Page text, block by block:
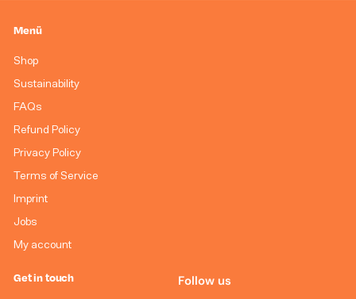
Menü
Shop
Sustainability
FAQs
Refund Policy
Privacy Policy
Terms of Service
Imprint
Jobs
My account
Get in touch Follow us